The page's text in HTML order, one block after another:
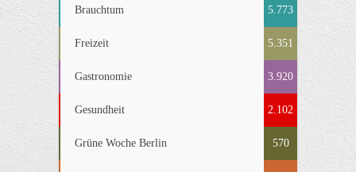
Brauchtum 5.773
Freizeit 5.351
Gastronomie 3.920
Gesundheit 2.102
Grüne Woche Berlin 570